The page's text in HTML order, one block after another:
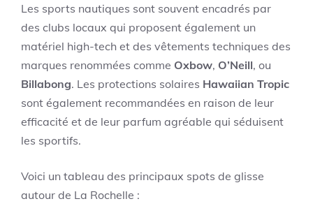
Les sports nautiques sont souvent encadrés par
des clubs locaux qui proposent également un
matériel high-tech et des vêtements techniques des
marques renommées comme Oxbow, O’Neill, ou
Billabong. Les protections solaires Hawaiian Tropic
sont également recommandées en raison de leur
efficacité et de leur parfum agréable qui séduisent
les sportifs.
Voici un tableau des principaux spots de glisse
autour de La Rochelle :